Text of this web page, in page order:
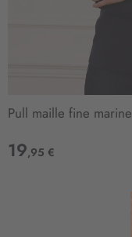
Pull maille fine marine
19,95 €